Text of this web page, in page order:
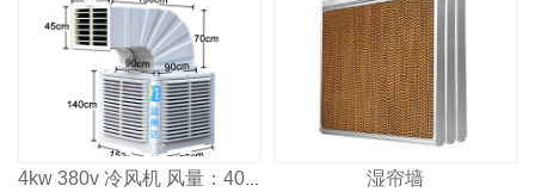
湿帘墙